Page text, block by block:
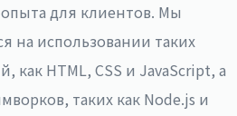
для клиентов. Мы
на использовании таких
как HTML, CSS и JavaScript, а
таких как Node.js и